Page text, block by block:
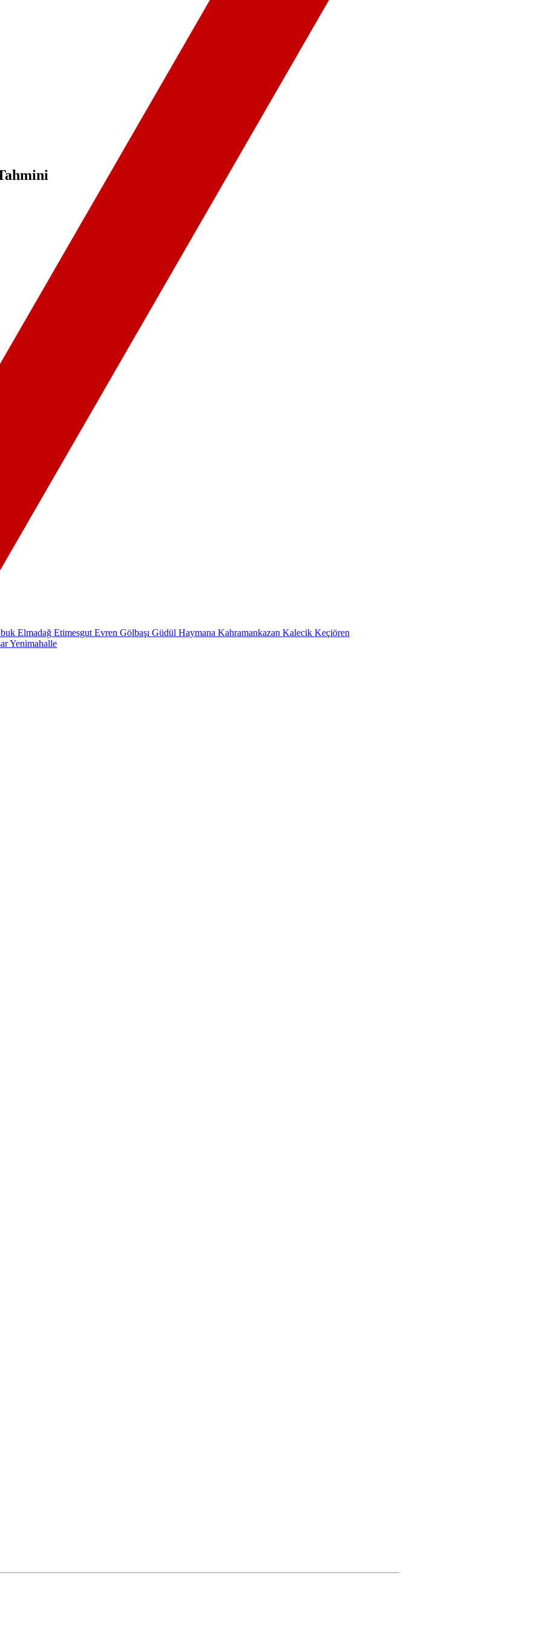
Elmadağ Etimesgut Evren Gölbaşı Güdül Haymana Kahramankazan Kalecik Keçiören
Yenimahalle